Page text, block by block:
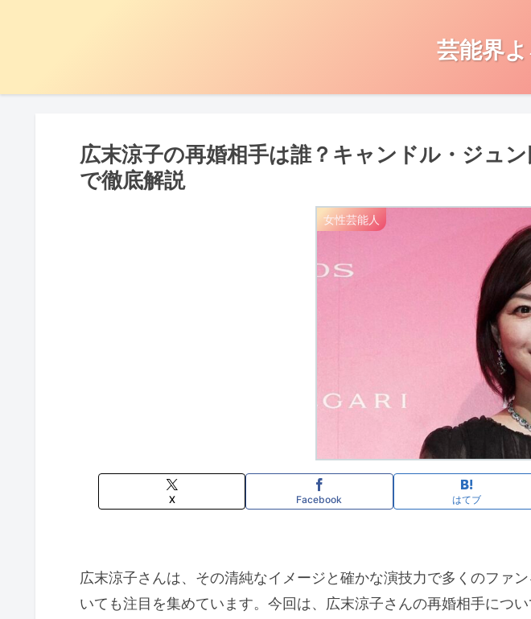
芸能界
広末涼子の再婚相手は誰？キャンドル・ジュ
で徹底解説
女性芸能人
X Facebook はてブ
広末涼子さんは、その清純なイメージと確かな演技力で多くのファ
いても注目を集めています。今回は、広末涼子さんの再婚相手につい